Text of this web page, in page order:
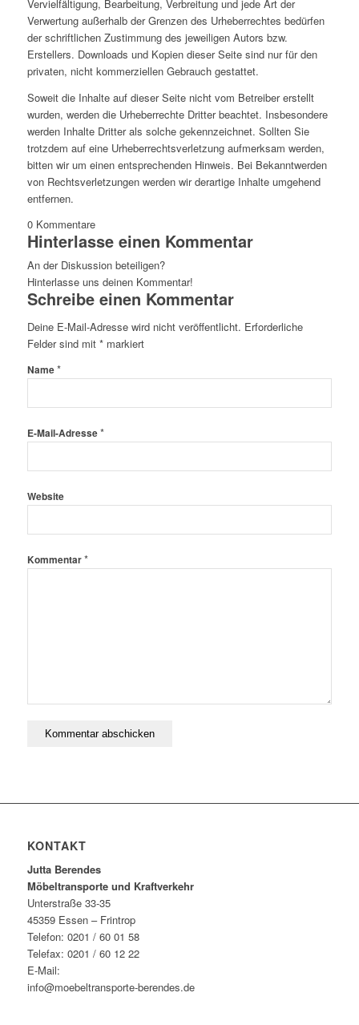
Vervielfältigung, Bearbeitung, Verbreitung und jede Art der
Verwertung außerhalb der Grenzen des Urheberrechtes bedürfen
der schriftlichen Zustimmung des jeweiligen Autors bzw.
Erstellers. Downloads und Kopien dieser Seite sind nur für den
privaten, nicht kommerziellen Gebrauch gestattet.
Soweit die Inhalte auf dieser Seite nicht vom Betreiber erstellt
wurden, werden die Urheberrechte Dritter beachtet. Insbesondere
werden Inhalte Dritter als solche gekennzeichnet. Sollten Sie
trotzdem auf eine Urheberrechtsverletzung aufmerksam werden,
bitten wir um einen entsprechenden Hinweis. Bei Bekanntwerden
von Rechtsverletzungen werden wir derartige Inhalte umgehend
entfernen.
0 Kommentare
Hinterlasse einen Kommentar
An der Diskussion beteiligen?
Hinterlasse uns deinen Kommentar!
Schreibe einen Kommentar
Deine E-Mail-Adresse wird nicht veröffentlicht. Erforderliche
Felder sind mit *markiert
Name*
E-Mail-Adresse*
Website
Kommentar*
KONTAKT
Jutta Berendes
Möbeltransporte und Kraftverkehr
Unterstraße 33-35
45359 Essen – Frintrop
Telefon: 0201 / 60 01 58
Telefax: 0201 / 60 12 22
E-Mail:
info@moebeltransporte-berendes.de